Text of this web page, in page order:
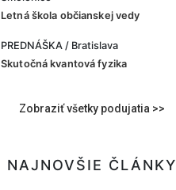
Letná škola občianskej vedy
PREDNÁŠKA / Bratislava
Skutočná kvantová fyzika
Zobraziť všetky podujatia >>
NAJNOVŠIE ČLÁNKY